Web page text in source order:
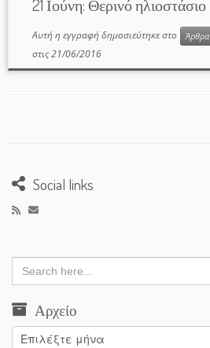
21 Ιούνη: Θερινό ηλιοστάσιο
Αυτή η εγγραφή δημοσιεύτηκε στο Άρθρα
στις21/06/2016
Social links
Search
for:
Αρχείο
Αρχείο